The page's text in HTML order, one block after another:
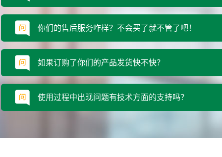
你们的售后服务咋样？不会买了就不管了吧！
如果订购了你们的产品发货快不快？
使用过程中出现问题有技术方面的支持吗？